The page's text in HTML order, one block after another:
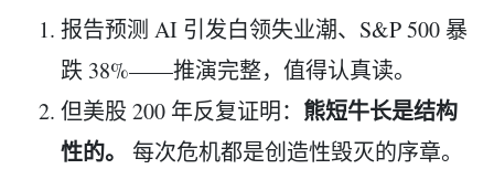
报告预测 AI 引发白领失业潮、S&P 500 暴
跌 38%——推演完整，值得认真读。
但美股 200 年反复证明： 熊短牛长是结构
性的。
每次危机都是创造性毁灭的序章。